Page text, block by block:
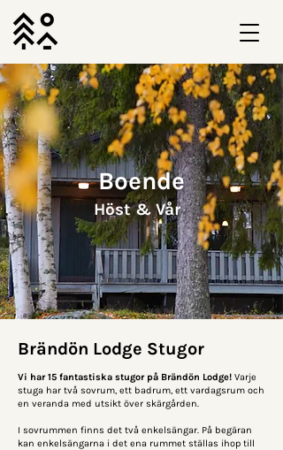
Boende
Höst & Vår
Brändön Lodge Stugor
Vi har 15 fantastiska stugor på Brändön Lodge! Varje
stuga har två sovrum, ett badrum, ett vardagsrum och
en veranda med utsikt över skärgården.
I sovrummen finns det två enkelsängar. På begäran
kan enkelsängarna i det ena rummet ställas ihop till